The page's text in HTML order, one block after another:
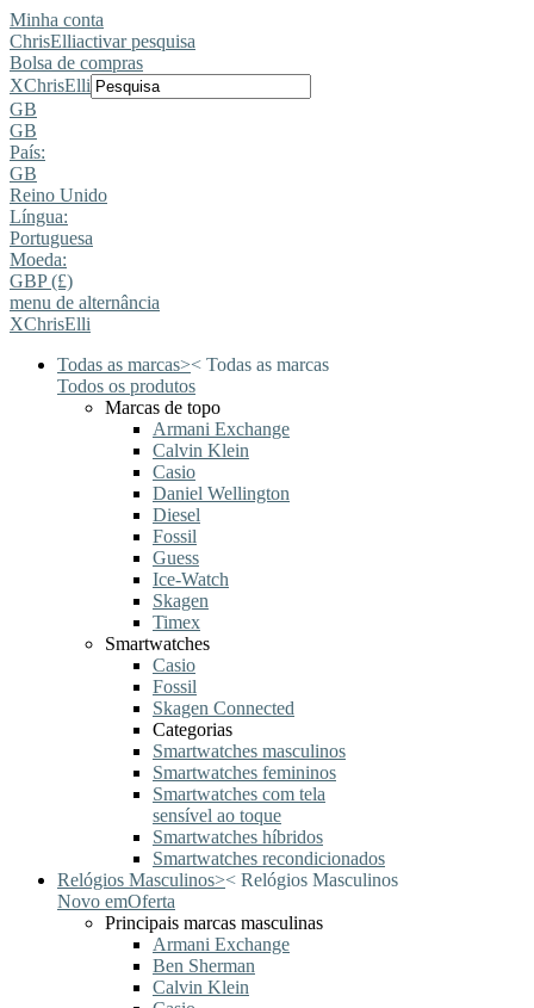
Minha conta
ChrisElliactivar pesquisa
Bolsa de compras
XChrisElli
GB
GB
País:
GB
Reino Unido
Língua:
Portuguesa
Moeda:
GBP (£)
menu de alternância
XChrisElli
Todas as marcas>< Todas as marcas
Todos os produtos
Marcas de topo
Armani Exchange
Calvin Klein
Casio
Daniel Wellington
Diesel
Fossil
Guess
Ice-Watch
Skagen
Timex
Smartwatches
Casio
Fossil
Skagen Connected
Categorias
Smartwatches masculinos
Smartwatches femininos
Smartwatches com tela
sensível ao toque
Smartwatches híbridos
Smartwatches recondicionados
Relógios Masculinos>< Relógios Masculinos
Novo emOferta
Principais marcas masculinas
Armani Exchange
Ben Sherman
Calvin Klein